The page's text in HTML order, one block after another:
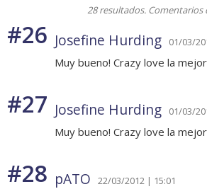
28 resultados. Comentarios
#26 Josefine Hurding 01/03/
Muy bueno! Crazy love la
#27 Josefine Hurding 01/03/
Muy bueno! Crazy love la
#28 pATO 22/03/2012 | 15:01